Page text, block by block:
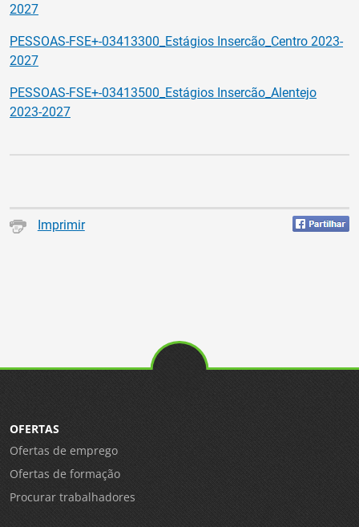
2027
PESSOAS-FSE+-03413300_Estágios Insercão_Centro 2023-
2027
PESSOAS-FSE+-03413500_Estágios Insercão_Alentejo
2023-2027
Imprimir
OFERTAS
Ofertas de emprego
Ofertas de formação
Procurar trabalhadores